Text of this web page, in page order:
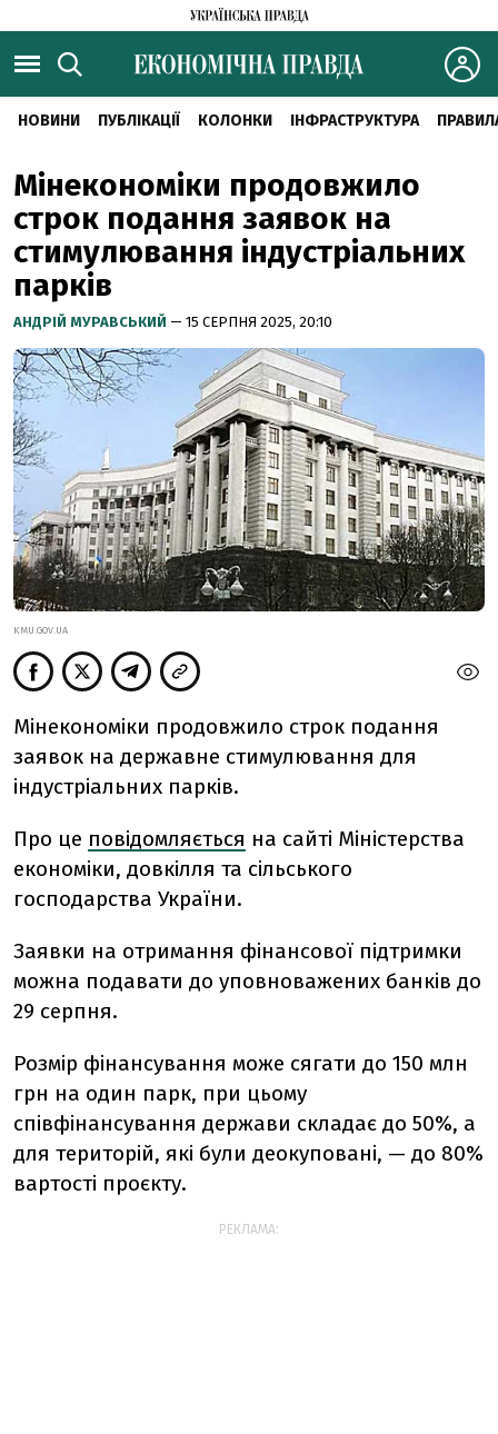
НОВИНИ ПУБЛІКАЦІЇ КОЛОНКИ ІНФРАСТРУКТУРА
Мінекономіки продовжило
строк подання заявок на
стимулювання індустріальних
парків
АНДРІЙ МУРАВСЬКИЙ — 15 СЕРПНЯ 2025, 20:10
KMU.GOV.UA
Мінекономіки продовжило строк подання
заявок на державне стимулювання для
індустріальних парків.
Про це повідомляється на сайті Міністерства
економіки, довкілля та сільського
господарства України.
Заявки на отримання фінансової підтримки
можна подавати до уповноважених банків до
29 серпня.
Розмір фінансування може сягати до 150 млн
грн на один парк, при цьому
співфінансування держави складає до 50%, а
для територій, які були деокуповані, — до 80%
вартості проєкту.
РЕКЛАМА: